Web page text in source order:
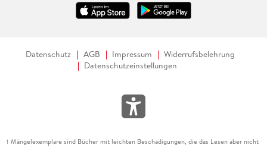
Datenschutz AGB Impressum
Widerrufsbelehrung
Datenschutzeinstellungen
1 Mängelexemplare sind Bücher mit leichten Beschädigungen, die das Lesen aber nicht